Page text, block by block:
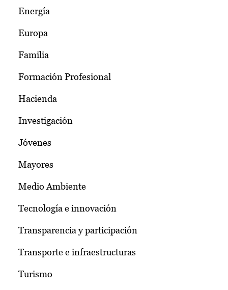
Energía
Europa
Familia
Formación Profesional
Hacienda
Investigación
Jóvenes
Mayores
Medio Ambiente
Tecnología e innovación
Transparencia y participación
Transporte e infraestructuras
Turismo